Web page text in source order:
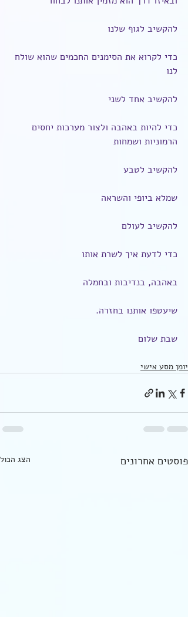
להקשיב לגוף שלנו
כדי לקרוא את הסימנים החכמים שהוא שולח
לנו
להקשיב אחד לשני
כדי להיות באהבה ולצור מערכות יחסים
הרמוניות ושמחות
להקשיב לטבע
שמלא ביופי והשראה
להקשיב לעולם
כדי לדעת איך לשרת אותו
באהבה, בנדיבות ובחמלה
שיעטפו אותנו בחזרה.
שבת שלום
יומן מסע אישי
פוסטים אחרונים הצג הכול